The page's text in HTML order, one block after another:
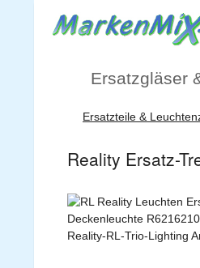
Hauptinhalt springen
Zur Suche springen
Zur Hauptnavigation springen
Ersatzgläser
Ersatzteile &
Reality Ersatz-
Bildergalerie